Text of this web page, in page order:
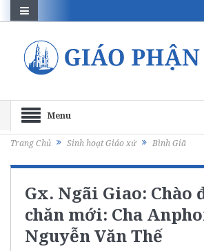
Menu
Trang Chủ Sinh hoạt Giáo xứ Bình Giã
Gx. Ngãi Giao: Chào
chăn mới: Cha
Nguyễn Văn Thế